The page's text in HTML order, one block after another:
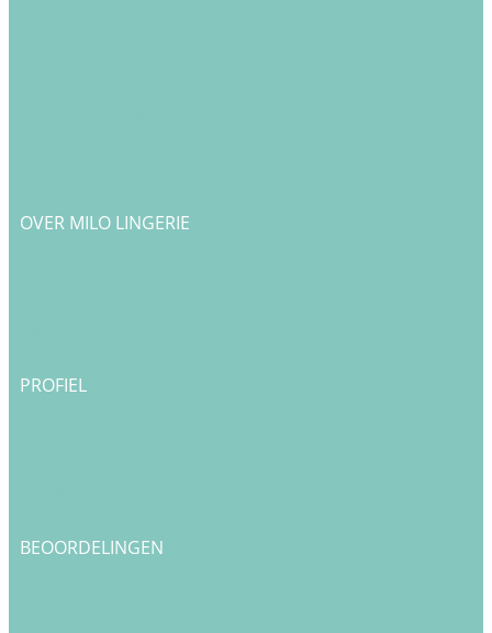
OVER MILO LINGERIE
PROFIEL
BEOORDELINGEN